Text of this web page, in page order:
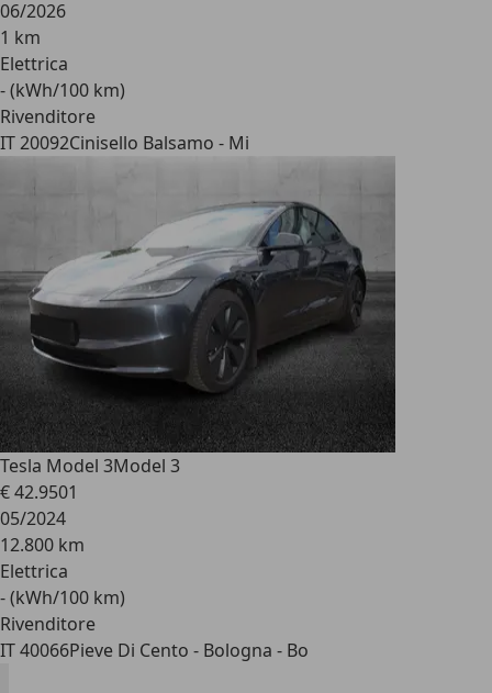
06/2026
1 km
Elettrica
- (kWh/100 km)
Rivenditore
IT 20092Cinisello Balsamo - Mi
Tesla Model 3Model 3
€ 42.9501
05/2024
12.800 km
Elettrica
- (kWh/100 km)
Rivenditore
IT 40066Pieve Di Cento - Bologna - Bo